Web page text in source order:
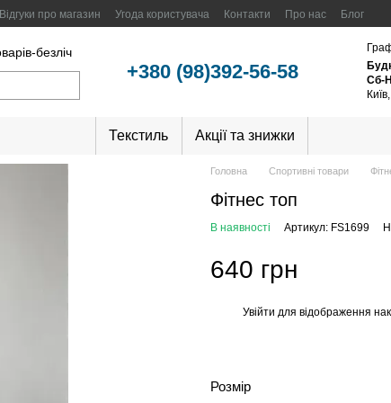
Відгуки про магазин Угода користувача Контакти Про нас Блог
безліч
+380 (98)392-56-58
Сб-
Текстиль Акції та знижки
Головна Спортивні товари
Фітнес топ
В наявності Артикул: FS1699
640 грн
Увійти для відображення
Розмір